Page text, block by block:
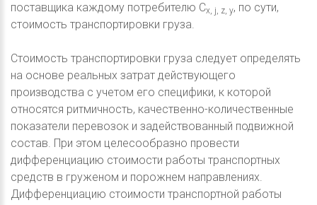
поставщика каждому потребителю Cx, j, z, y, по сути,
стоимость транспортировки груза.
Стоимость транспортировки груза следует определять
на основе реальных затрат действующего
производства с учетом его специфики, к которой
относятся ритмичность, качественно-количественные
показатели перевозок и задействованный подвижной
состав. При этом целесообразно провести
дифференциацию стоимости работы транспортных
средств в груженом и порожнем направлениях.
Дифференциацию стоимости транспортной работы